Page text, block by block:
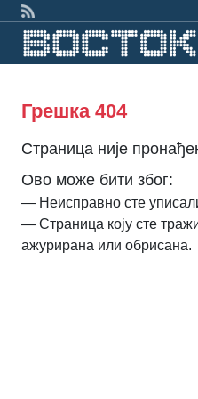
Грешка 404
Страница није
Ово може бити због:
— Неисправно сте
— Страница коју сте
ажурирана или обрисана.